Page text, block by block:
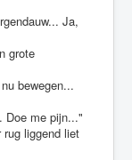
Ja,
grote
bewegen...
Doe me pijn..."
liggend liet